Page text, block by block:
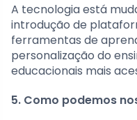
A tecnologia está
introdução de
ferramentas de
personalização do
educacionais mais
5. Como podemos